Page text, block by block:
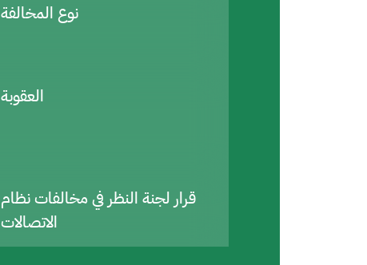
نوع المخالفة
العقوبة
قرار لجنة النظر في مخالفات نظام
الاتصالات